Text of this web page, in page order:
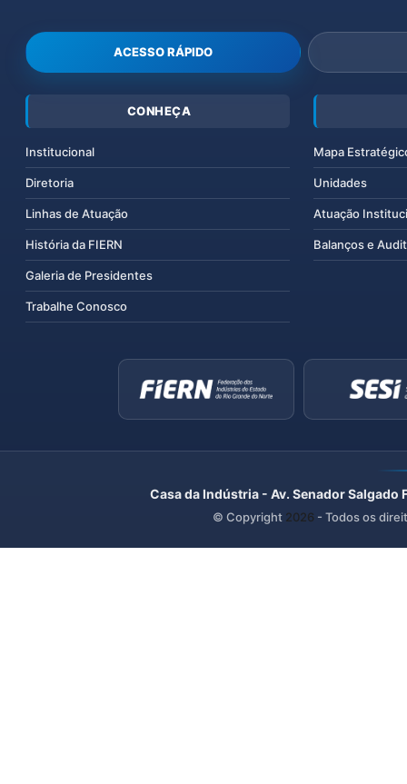
ACESSO RÁPIDO
CONHEÇA
Institucional
Diretoria
Linhas de Atuação
História da FIERN
Galeria de Presidentes
Trabalhe Conosco
Mapa
Unidades
Atuação
Balanços e
Casa da Indústria - Av. Senador
© Copyright 2026 - Todos os